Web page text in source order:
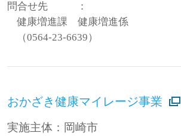
問合せ先
：
健康増進課 健康増進係
（0564-23-6639）
おかざき健康マイレージ事業
実施主体：岡崎市